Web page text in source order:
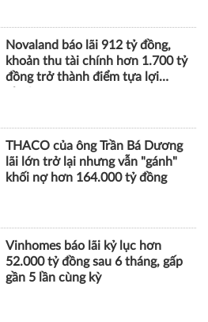
Novaland báo lãi 912 tỷ đồng,
khoản thu tài chính hơn 1.700 tỷ
đồng trở thành điểm tựa lợi
THACO của ông Trần Bá Dương
lãi lớn trở lại nhưng vẫn "gánh"
khối nợ hơn 164.000 tỷ đồng
Vinhomes báo lãi kỷ lục hơn
52.000 tỷ đồng sau 6 tháng, gấp
gần 5 lần cùng kỳ